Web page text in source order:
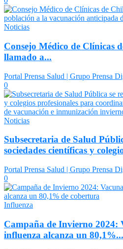
Noticias
Consejo Médico de Clínicas
llamado a...
Portal Prensa Salud | Grupo Prensa
0
Noticias
Subsecretaria de Salud
sociedades científicas y
Portal Prensa Salud | Grupo Prensa
0
Influenza
Campaña de Invierno 2024:
influenza alcanza un 80,1%...